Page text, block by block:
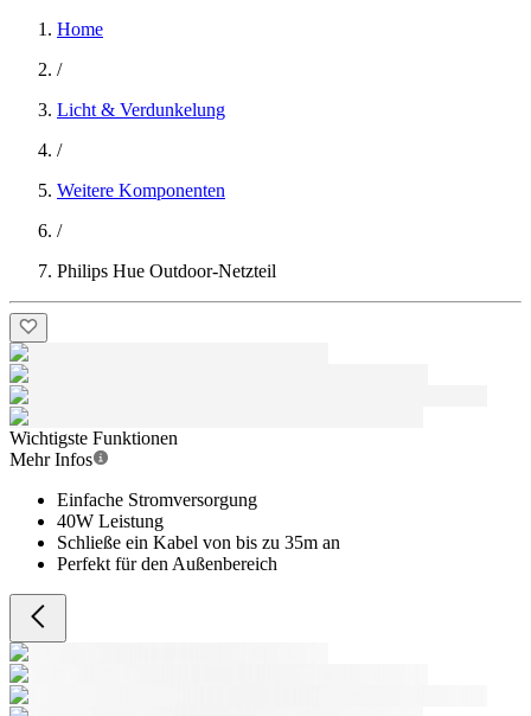
Home
/
Licht & Verdunkelung
/
Weitere Komponenten
/
Philips Hue Outdoor-Netzteil
Wichtigste Funktionen
Mehr Infos
Einfache Stromversorgung
40W Leistung
Schließe ein Kabel von bis zu 35m an
Perfekt für den Außenbereich